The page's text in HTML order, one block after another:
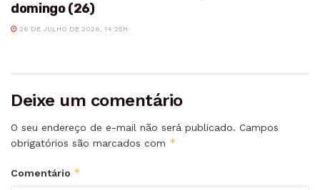
domingo (26)
26 DE JULHO DE 2026, 14:25H
Deixe um comentário
O seu endereço de e-mail não será publicado. Campos
obrigatórios são marcados com *
Comentário *